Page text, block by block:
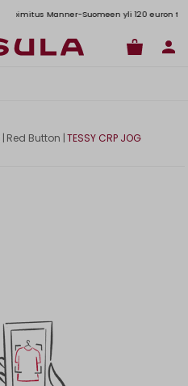
Manner-Suomeen yli 120 euron
| Red Button |TESSY CRP JOG